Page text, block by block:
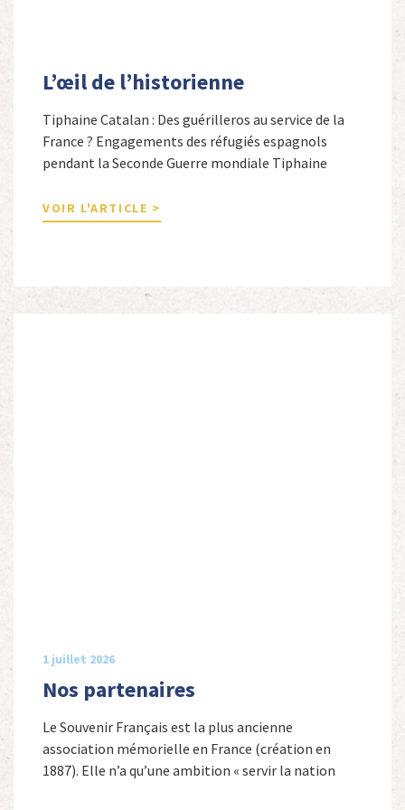
L’œil de l’historienne
Tiphaine Catalan : Des guérilleros au service de la
France ? Engagements des réfugiés espagnols
pendant la Seconde Guerre mondiale Tiphaine
secondaire et docteure en études hispaniques. Elle
est spécialiste de l’histoire contemporaine des
VOIR L'ARTICLE >
1 juillet 2026
Nos partenaires
Le Souvenir Français est la plus ancienne
association mémorielle en France (création en
1887). Elle n’a qu’une ambition « servir la nation